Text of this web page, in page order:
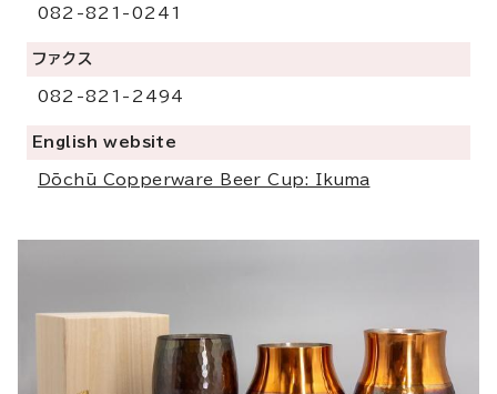
082-821-0241
ファクス
082-821-2494
English website
Dōchū Copperware Beer Cup: Ikuma